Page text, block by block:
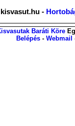
kisvasut.hu -
Baráti Köre
Belépés - Webmail